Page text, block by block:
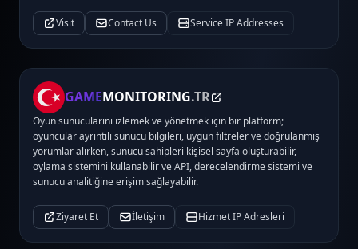
Visit Contact Us Service IP Addresses
GAMEMONITORING.TR
Oyun sunucularını izlemek ve yönetmek için bir platform;
oyuncular ayrıntılı sunucu bilgileri, uygun filtreler ve doğrulanmış
yorumlar alırken, sunucu sahipleri kişisel sayfa oluşturabilir,
oylama sistemini kullanabilir ve API, derecelendirme sistemi ve
sunucu analitiğine erişim sağlayabilir.
Ziyaret Et İletişim Hizmet IP Adresleri